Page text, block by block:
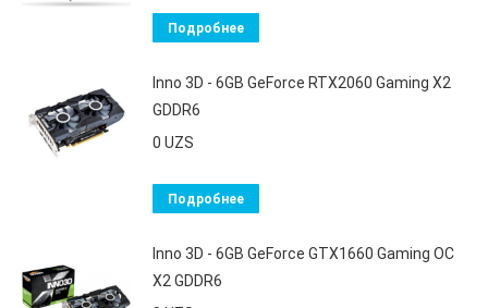
Подробнее
Inno 3D - 6GB GeForce RTX2060 Gaming X2
GDDR6
0 UZS
Подробнее
Inno 3D - 6GB GeForce GTX1660 Gaming OC
X2 GDDR6